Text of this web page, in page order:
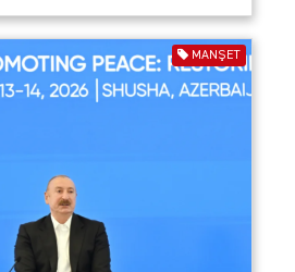
MANŞET